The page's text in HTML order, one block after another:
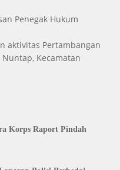
Penegak Hukum
aktivitas Pertambangan
Nuntap, Kecamatan
Korps Raport Pindah